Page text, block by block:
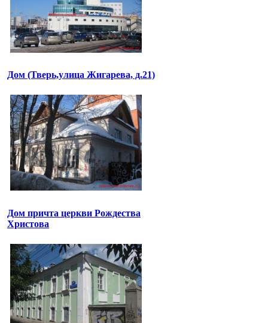
Дом (Тверь,улица Жигарева, д.21)
Дом причта церкви Рождества
Христова